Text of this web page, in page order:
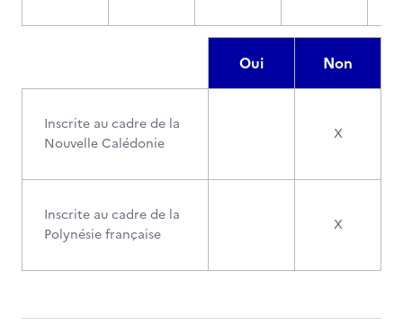
Oui Non
Inscrite au cadre de la
Nouvelle Calédonie
X
Inscrite au cadre de la
Polynésie française
X